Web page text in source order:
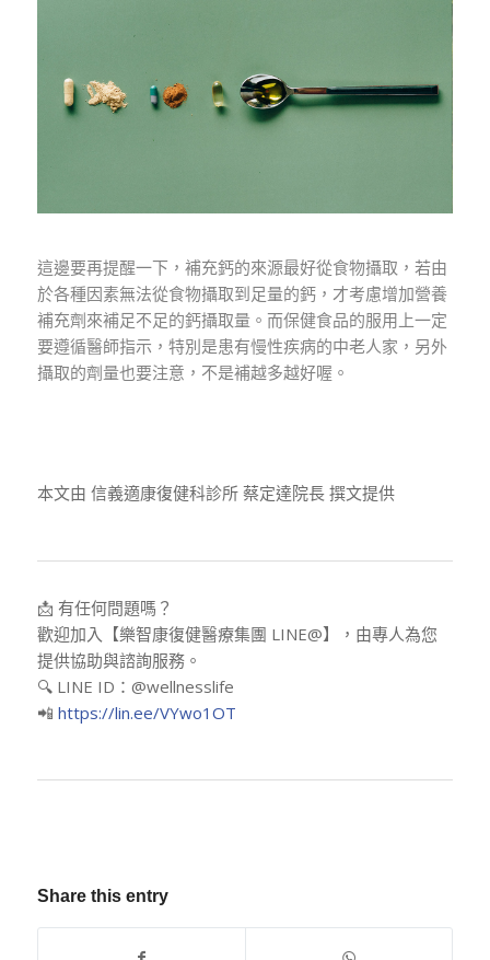
這邊要再提醒一下，補充鈣的來源最好從食物攝取，若由
於各種因素無法從食物攝取到足量的鈣，才考慮增加營養
補充劑來補足不足的鈣攝取量。而保健食品的服用上一定
要遵循醫師指示，特別是患有慢性疾病的中老人家，另外
攝取的劑量也要注意，不是補越多越好喔。
本文由 信義適康復健科診所 蔡定達院長 撰文提供
📩 有任何問題嗎？
歡迎加入【樂智康復健醫療集團 LINE@】，由專人為您
提供協助與諮詢服務。
🔍 LINE ID：@wellnesslife
📲 https://lin.ee/VYwo1OT
Share this entry